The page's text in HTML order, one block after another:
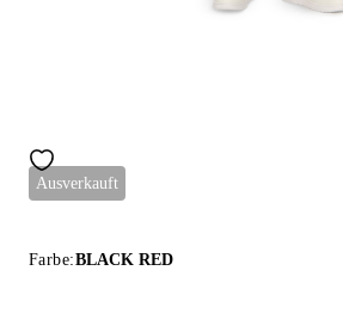
Ausverkauft
Farbe:BLACK RED